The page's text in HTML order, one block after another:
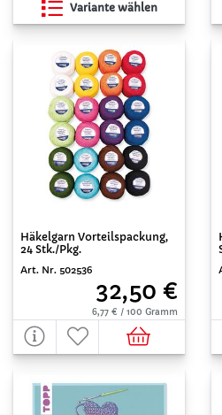
Variante wählen
Häkelgarn Vorteilspackung,
24 Stk./Pkg.
Art. Nr. 502536
32,50 €
6,77 € / 100 Gramm